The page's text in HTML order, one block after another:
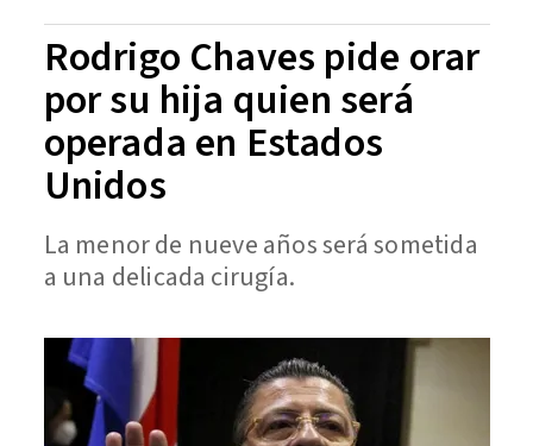
Rodrigo Chaves pide orar
por su hija quien será
operada en Estados
Unidos
La menor de nueve años será sometida
a una delicada cirugía.